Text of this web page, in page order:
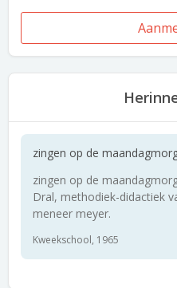
zingen op de
zingen op de
Dral, methodiek-didactiek
meneer meyer.
Kweekschool, 1965